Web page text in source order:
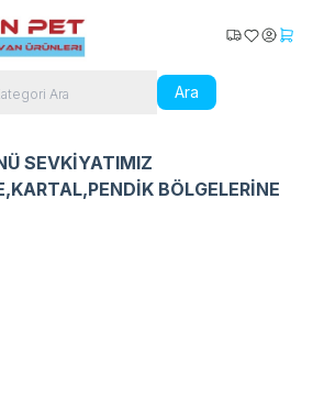
Ara
Kargo Takip
Favorilerim
SEVKİYATIMIZ
BÖLGELERİNE